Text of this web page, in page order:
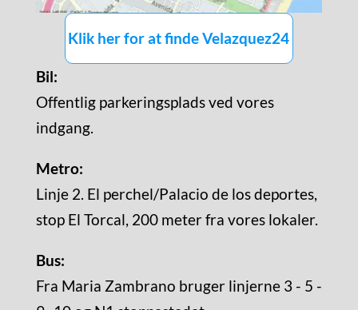
Klik her for at finde Velazquez24
Bil:
Offentlig parkeringsplads ved vores
indgang.
Metro:
Linje 2. El perchel/Palacio de los deportes,
stop El Torcal, 200 meter fra vores lokaler.
Bus:
Fra Maria Zambrano bruger linjerne 3 - 5 -